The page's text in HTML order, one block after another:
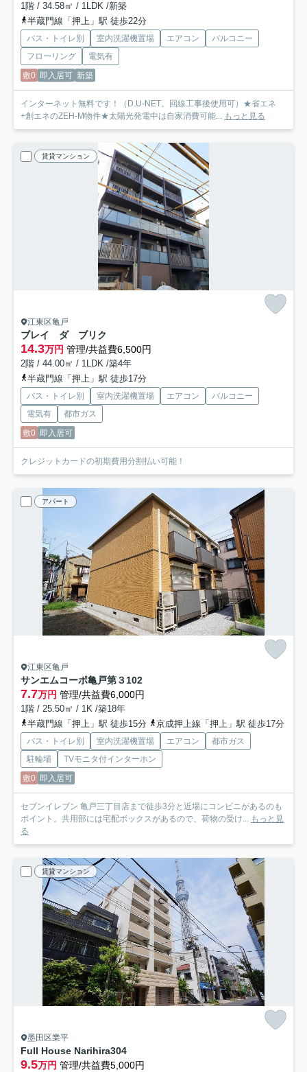
1階 / 34.58㎡ / 1LDK /新築
半蔵門線「押上」駅 徒歩22分
バス・トイレ別 室内洗濯機置場 エアコン
バルコニー
フローリング
電気有
敷0 即入居可 新築
インターネット無料です！（D.U-NET。回線工事後使用可）★省エネ
+創エネのZEH-M物件★太陽光発電中は自家消費可能... もっと見る
賃貸マンション
江東区亀戸
ブレイ ダ ブリク
14.3万円 管理/共益費6,500円
2階 / 44.00㎡ / 1LDK /築4年
半蔵門線「押上」駅 徒歩17分
バス・トイレ別 室内洗濯機置場 エアコン
バルコニー
電気有
都市ガス
敷0 即入居可
クレジットカードの初期費用分割払い可能！
アパート
江東区亀戸
サンエムコーポ亀戸第３102
7.7万円 管理/共益費6,000円
1階 / 25.50㎡ / 1K /築18年
半蔵門線「押上」駅 徒歩15分
京成押上線「押上」駅 徒歩17分
バス・トイレ別 室内洗濯機置場 エアコン
都市ガス
駐輪場
TVモニタ付インターホン
敷0 即入居可
セブンイレブン 亀戸三丁目店まで徒歩3分と近場にコンビニがあるのも
ポイント。共用部には宅配ボックスがあるので、荷物の受け... もっと見
る
賃貸マンション
墨田区業平
Full House Narihira304
9.5万円 管理/共益費5,000円